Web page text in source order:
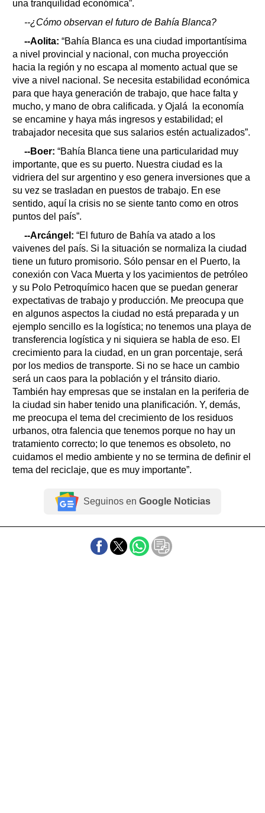
una tranquilidad económica”.
--¿Cómo observan el futuro de Bahía Blanca?
--Aolita: “Bahía Blanca es una ciudad importantísima
a nivel provincial y nacional, con mucha proyección
hacia la región y no escapa al momento actual que se
vive a nivel nacional. Se necesita estabilidad económica
para que haya generación de trabajo, que hace falta y
mucho, y mano de obra calificada. y Ojalá la economía
se encamine y haya más ingresos y estabilidad; el
trabajador necesita que sus salarios estén actualizados”.
--Boer: “Bahía Blanca tiene una particularidad muy
importante, que es su puerto. Nuestra ciudad es la
vidriera del sur argentino y eso genera inversiones que a
su vez se trasladan en puestos de trabajo. En ese
sentido, aquí la crisis no se siente tanto como en otros
puntos del país”.
--Arcángel: “El futuro de Bahía va atado a los
vaivenes del país. Si la situación se normaliza la ciudad
tiene un futuro promisorio. Sólo pensar en el Puerto, la
conexión con Vaca Muerta y los yacimientos de petróleo
y su Polo Petroquímico hacen que se puedan generar
expectativas de trabajo y producción. Me preocupa que
en algunos aspectos la ciudad no está preparada y un
ejemplo sencillo es la logística; no tenemos una playa de
transferencia logística y ni siquiera se habla de eso. El
crecimiento para la ciudad, en un gran porcentaje, será
por los medios de transporte. Si no se hace un cambio
será un caos para la población y el tránsito diario.
También hay empresas que se instalan en la periferia de
la ciudad sin haber tenido una planificación. Y, demás,
me preocupa el tema del crecimiento de los residuos
urbanos, otra falencia que tenemos porque no hay un
tratamiento correcto; lo que tenemos es obsoleto, no
cuidamos el medio ambiente y no se termina de definir el
tema del reciclaje, que es muy importante”.
Seguinos en Google Noticias